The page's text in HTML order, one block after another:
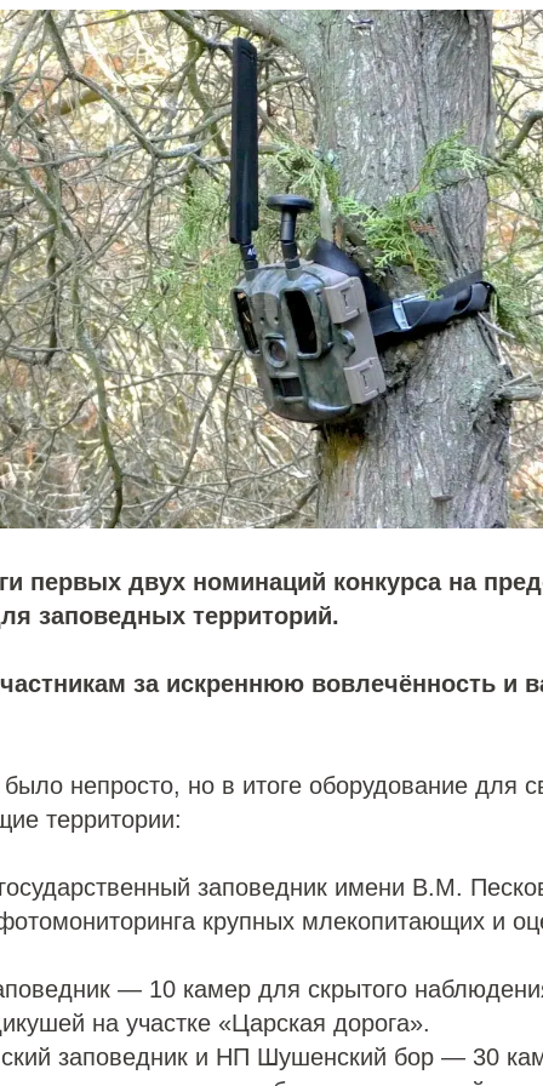
первых двух номинаций конкурса на
заповедных территорий.
за искреннюю вовлечённость и
непросто, но в итоге оборудование для
территории:
заповедник имени В.М.
крупных млекопитающих и
— 10 камер для скрытого
на участке «Царская дорога».
заповедник и НП Шушенский бор — 30